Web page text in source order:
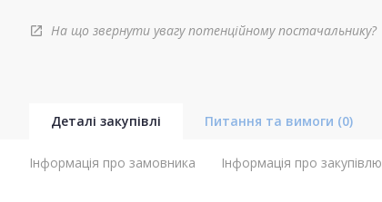
open_in_new На що звернути увагу потенційному постачальнику?
Деталі закупівлі Питання та вимоги (0)
Інформація про замовника Інформація про закупівлю